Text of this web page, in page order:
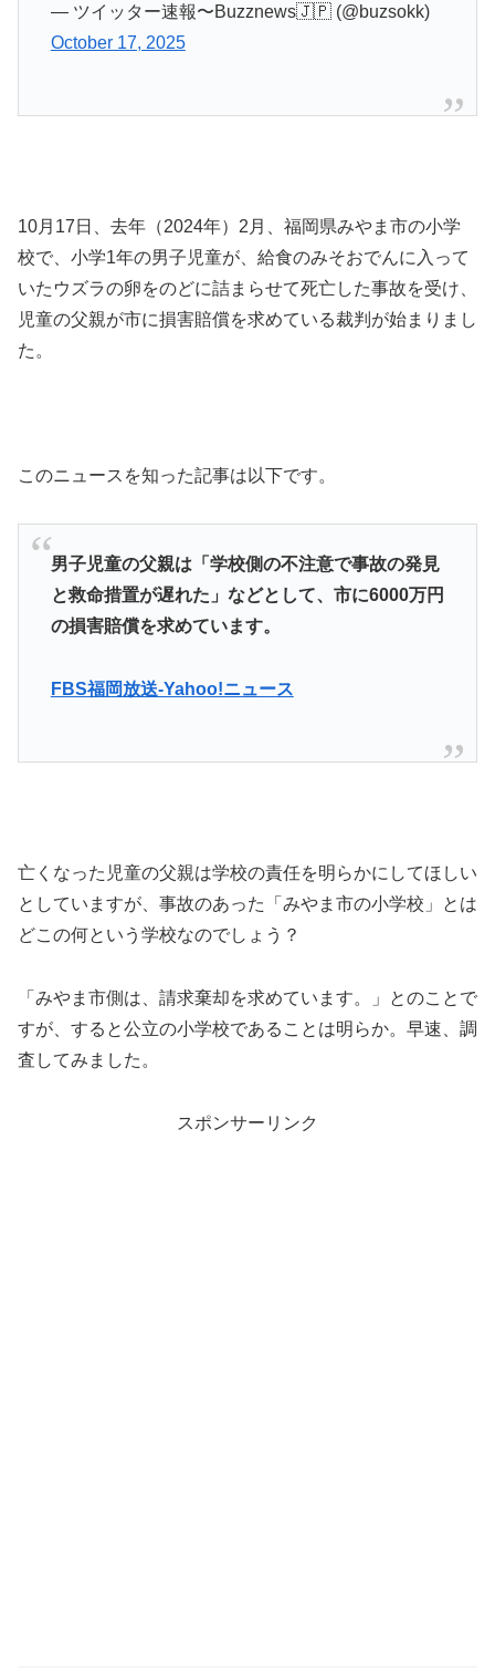
— ツイッター速報〜Buzznews🇯🇵 (@buzsokk)
October 17, 2025
10月17日、去年（2024年）2月、福岡県みやま市の小学
校で、小学1年の男子児童が、給食のみそおでんに入って
いたウズラの卵をのどに詰まらせて死亡した事故を受け、
児童の父親が市に損害賠償を求めている裁判が始まりまし
た。
このニュースを知った記事は以下です。
男子児童の父親は「学校側の不注意で事故の発見
と救命措置が遅れた」などとして、市に6000万円
の損害賠償を求めています。
FBS福岡放送-Yahoo!ニュース
亡くなった児童の父親は学校の責任を明らかにしてほしい
としていますが、事故のあった「みやま市の小学校」とは
どこの何という学校なのでしょう？
「みやま市側は、請求棄却を求めています。」とのことで
すが、すると公立の小学校であることは明らか。早速、調
査してみました。
スポンサーリンク